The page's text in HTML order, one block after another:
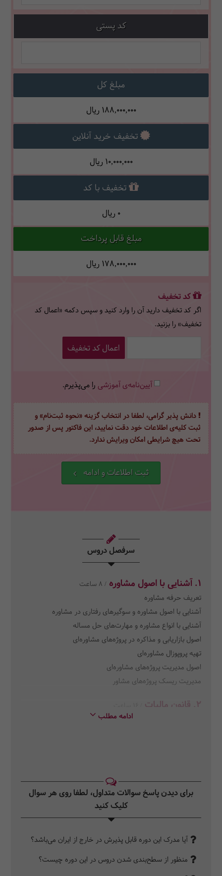
کد پستی
مبلغ کل
188,000,000 ریال
تخفیف خرید آنلاین
10,000,000 ریال
تخفیف با کد
0 ریال
مبلغ قابل پرداخت
178,000,000 ریال
کد تخفیف
اگر کد تخفیف دارید آن را وارد کنید و سپس دکمه «اعمال کد
تخفیف» را بزنید.
اعمال کد تخفیف
آیین‌نامه‌ی آموزشی را می‌پذیرم.
دانش پذیر گرامی، لطفا در انتخاب گزینه «نحوه ثبت‌نام» و
ثبت کلیه‌ی اطلاعات خود دقت نمایید، این فاکتور پس از صدور
تحت هیچ شرایطی امکان ویرایش ندارد.
ثبت اطلاعات و ادامه
سرفصل دروس
1. آشنایی با اصول مشاوره / 8 ساعت
تعریف حرفه مشاوره
آشنایی با اصول مشاوره و سوگیرهای رفتاری در مشاوره
آشنایی با انواع مشاوره و مهارت‌های حل مساله
اصول بازاریابی و مذاکره در پروژه‌های مشاوره‌ای
تهیه پروپوزال مشاوره‌ای
اصول مدیریت پروژه‌های مشاوره‌ای
مدیریت ریسک پروژه‌های مشاور
2. قانون مالیات
3. قانون تجارت
کلیات قانون تجارت
4. قوانین قراردادها / 12 ساعت
ادامه مطلب
برای دیدن پاسخ سوالات متداول، لطفا روی هر سوال
کلیک کنید‎
آیا مدرک این دوره قابل پذیرش در خارج از ایران می‌باشد؟
منظور از سطح‌بندی شدن دروس در این دوره چیست؟